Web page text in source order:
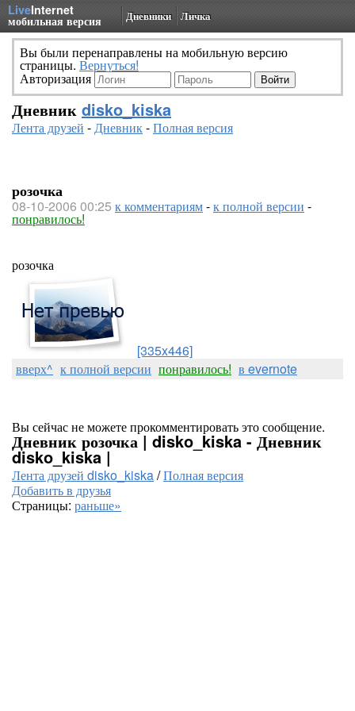
LiveInternet
мобильная версия Дневники Личка
Вы были перенаправлены на мобильную версию
страницы. Вернуться!
Авторизация
Дневник disko_kiska
Лента друзей -Дневник-Полная версия
розочка
08-10-2006 00:25 к комментариям-к полной версии -
понравилось!
розочка
[335x446]
вверх^ к полной версии понравилось! в evernote
Вы сейчас не можете прокомментировать это сообщение.
Дневник розочка | disko_kiska - Дневник
disko_kiska |
Лента друзей disko_kiska/Полная версия
Добавить в друзья
Страницы: раньше»